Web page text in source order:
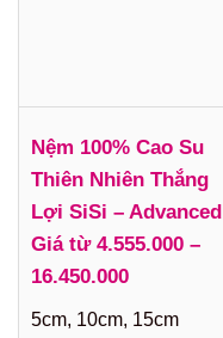
Nệm 100% Cao Su
Thiên Nhiên Thắng
Lợi SiSi – Advanced
Giá từ 4.555.000 –
16.450.000
5cm, 10cm, 15cm